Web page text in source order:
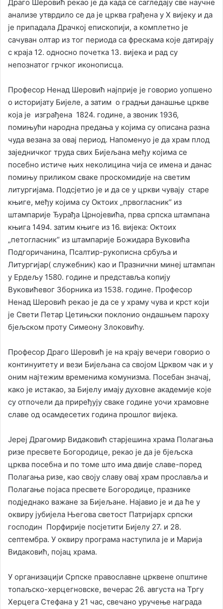
Драго Шеровић рекао је да када се сагледају све научне
анализе утврдило се да је црква грађена у X вијеку и да
је припадала Драчкој епископији, а комплетно је
сачуван олтар из тог периода са фрескама које датирају
с краја 12. односно почетка 13. вијека и рад су
непознатог грчког иконописца.
Професор Ненад Шеровић најприје је говорио уопшено
о историјату Бијеле, а затим о градњи данашње цркве
која је изграђена 1824. године, а звоник 1936,
помињући народна предања у којима су описана разна
чуда везана за овај период. Напоменуо је да храм плод
заједничког труда свих Бијељана међу којима се
посебно истиче њих неколицина чија се имена и данас
помињу приликом сваке проскомидије на светим
литургијама. Подсјетио је и да се у цркви чувају старе
књиге, међу којима су Октоих „првогласник“ из
штампарије Ђурађа Црнојевића, прва српска штампана
књига 1494. затим књиге из 16. вијека: Октоих
„петогласник“ из штампарије Божидара Вуковића
Подгоричанина, Псалтир-рукописна србуља и
Литургијар( служебник) као и Празнични минеј штампан
у Ердељу 1580. године и представља копију
Вуковићевог Зборника из 1538. године. Професор
Ненад Шеровић рекао је да се у храму чува и крст који
је Свети Петар Цетињски поклонио ондашњем пароху
бјељском проту Симеону Злоковићу.
Професор Драго Шеровић је на крају вечери говорио о
континуитету и вези Бијељана са својом Црквом чак и у
оним најтежим временима комунизма. Посебан значај,
како је истакао, за Бијелу имају духовне академије које
су отпочели да приређују сваке године уочи храмовне
славе од осамдесетих година прошлог вијека.
Јереј Драгомир Видаковић старјешина храма Полагања
ризе пресвете Богородице, рекао је да је бјељска
црква посебна и по томе што има двије славе-поред
Полагања ризе, као своју славу овај храм прославља и
Полагање појаса пресвете Богородице, празнике
подједнако важане за Бијељане. Најавио је и да ће у
оквиру јубијела Његова светост Патријарх српски
господин Порфирије посјетити Бијелу 27. и 28.
септембра. У оквиру програма наступила је и Марија
Видаковић, појац храма.
У организацији Српске православне црквене општине
топаљско-херцегновске, вечерас 26. августа на Тргу
Херцега Стефана у 21 час, свечано уручење награда